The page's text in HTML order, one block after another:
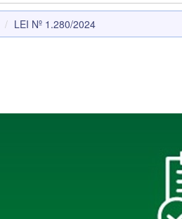
LEI Nº 1.280/2024